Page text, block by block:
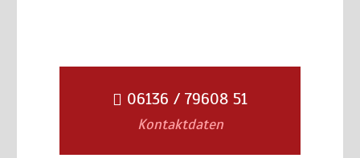
06136 / 79608 51
Kontaktdaten